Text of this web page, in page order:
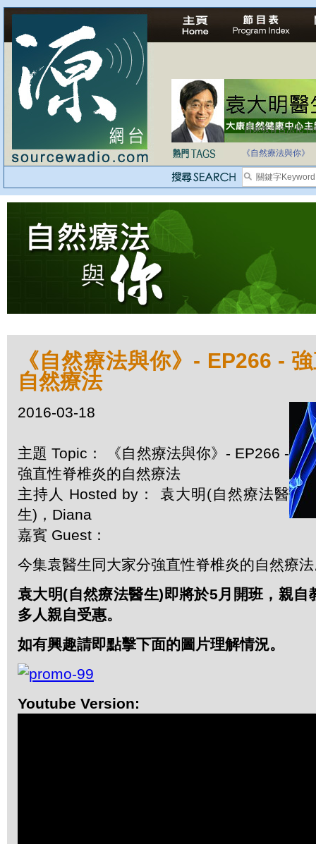
自家教育合法化-
《自然療法與你》
《自然療法與你》- EP266 -
自然療法
2016-03-18
主題 Topic： 《自然療法與你》- EP266 -
強直性脊椎炎的自然療法
主持人 Hosted by： 袁大明(自然療法醫
生)，Diana
嘉賓 Guest：
今集袁醫生同大家分強直性脊椎炎的自然療
袁大明(自然療法醫生)即將於5月開班，親自
多人親自受惠。
如有興趣請即點擊下面的圖片理解情況。
Youtube Version: